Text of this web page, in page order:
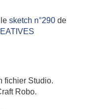
sketch n°290de
fichier Studio.
Robo.